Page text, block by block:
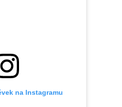
na Instagramu